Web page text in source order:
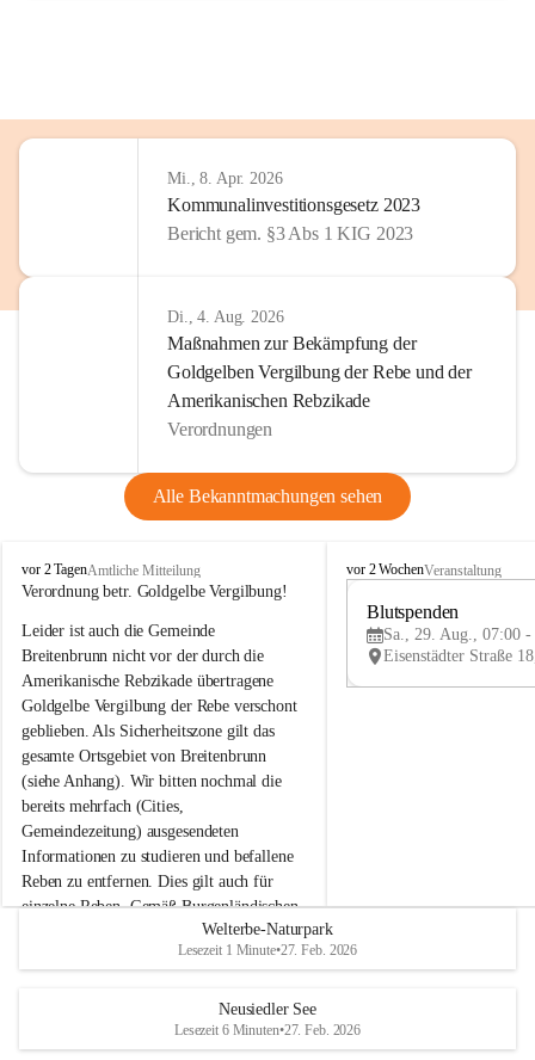
Mi., 8. Apr. 2026
Kommunalinvestitionsgesetz 2023
Bericht gem. §3 Abs 1 KIG 2023
Di., 4. Aug. 2026
Maßnahmen zur Bekämpfung der
Goldgelben Vergilbung der Rebe und der
Amerikanischen Rebzikade
Verordnungen
Alle Bekanntmachungen sehen
B
r
i
t
e
n
b
r
u
n
n
a
m
N
e
u
e
vor 2 TagenAmtliche Mitteilung
Verordnung betr. Goldgelbe Vergilbung!
Leider ist auch die Gemeinde
Breitenbrunn nicht vor der durch die
Amerikanische Rebzikade übertragene
Goldgelbe Vergilbung der Rebe verschont
geblieben. Als Sicherheitszone gilt das
gesamte Ortsgebiet von Breitenbrunn
(siehe Anhang). Wir bitten nochmal die
bereits mehrfach (Cities,
Gemeindezeitung) ausgesendeten
Informationen zu studieren und befallene
Reben zu entfernen. Dies gilt auch für
einzelne Reben. Gemäß Burgenländischen
Weinbaugesetz sind nicht gepflegte oder
unzulässige Weingärten zu roden! Bitte
vor den prognostizierten Ernteausfällen
und den daraus folgenden wirtschaftlichen
B
e
u
i
l
e
vor 2 WochenVeranstaltung
Blutspenden
Sa., 29. Aug., 07:00 -
Welterbe-Naturpark
Lesezeit 1 Minute•27. Feb. 2026
Neusiedler See
Lesezeit 6 Minuten•27. Feb. 2026